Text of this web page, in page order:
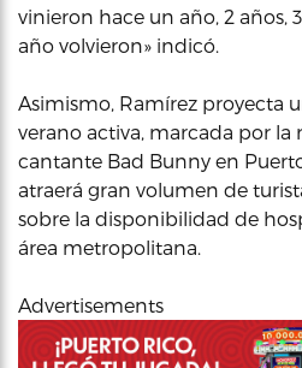
vinieron hace un año, 2 años,
año volvieron» indicó.
Asimismo, Ramírez proyecta
verano activa, marcada por la
cantante Bad Bunny en
atraerá gran volumen de
sobre la disponibilidad de
área metropolitana.
Advertisements